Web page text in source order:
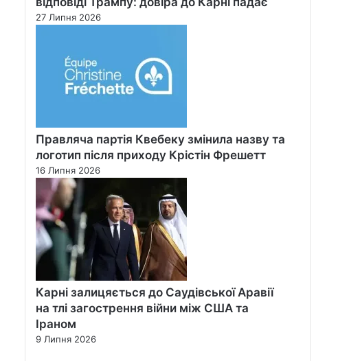
27 Липня 2026
Правляча партія Квебеку змінила назву та
логотип після приходу Крістін Фрешетт
16 Липня 2026
Карні залицяється до Саудівської Аравії
на тлі загострення війни між США та
Іраном
9 Липня 2026